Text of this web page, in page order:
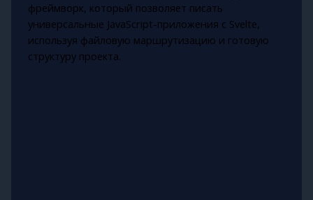
фреймворк, который позволяет писать
универсальные JavaScript-приложения с Svelte,
используя файловую маршрутизацию и готовую
структуру проекта.